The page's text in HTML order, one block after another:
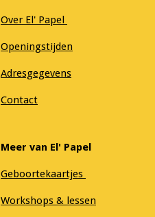
Over El' Papel
Openingstijden
Adresgegevens
Contact
Meer van El' Papel
Geboortekaartjes
Workshops & lessen